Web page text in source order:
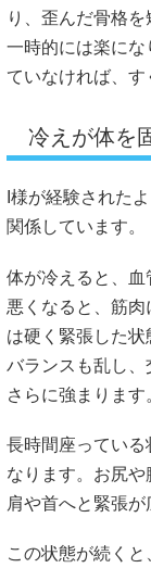
り、歪んだ骨格
一時的には楽に
ていなければ、す
冷えが体を
I様が経験された
関係しています。
体が冷えると、
悪くなると、筋
は硬く緊張した
バランスも乱し
さらに強まります
長時間座っている
なります。お尻
肩や首へと緊張が
この状態が続く